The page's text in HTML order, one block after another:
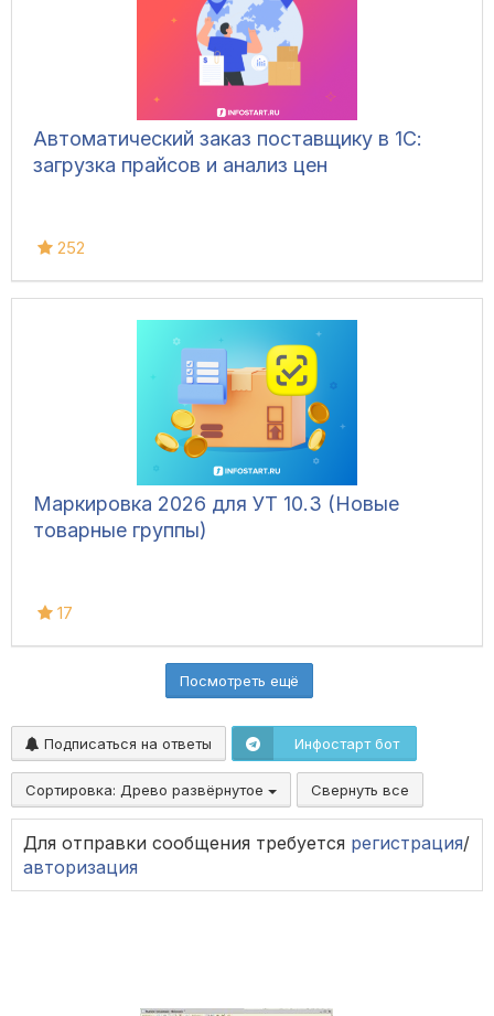
Автоматический заказ поставщику в 1С:
загрузка прайсов и анализ цен
252
Маркировка 2026 для УТ 10.3 (Новые
товарные группы)
17
Посмотреть ещё
Подписаться на ответы Инфостарт бот
Сортировка: Древо развёрнутое Свернуть все
Для отправки сообщения требуется регистрация/
авторизация